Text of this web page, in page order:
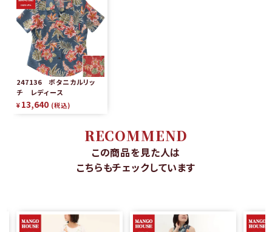
247136 ボタニカルリッ
チ レディース
¥ 13,640 税込
RECOMMEND
この商品を見た人は
こちらもチェックしています